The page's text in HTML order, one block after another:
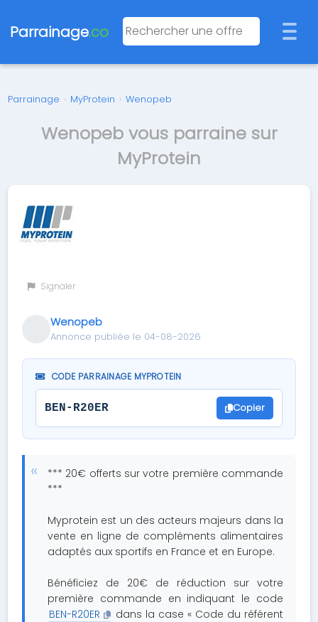
Parrainage.co
Parrainage › MyProtein › Wenopeb
Wenopeb vous parraine sur
MyProtein
Signaler
Wenopeb
Annonce publiée le 04-08-2026
CODE PARRAINAGE MYPROTEIN
BEN-R20ER Copier
*** 20€ offerts sur votre première commande
***
Myprotein est un des acteurs majeurs dans la
vente en ligne de compléments alimentaires
adaptés aux sportifs en France et en Europe.
Bénéficiez de 20€ de réduction sur votre
première commande en indiquant le code
BEN-R20ER
dans la case « Code du référent